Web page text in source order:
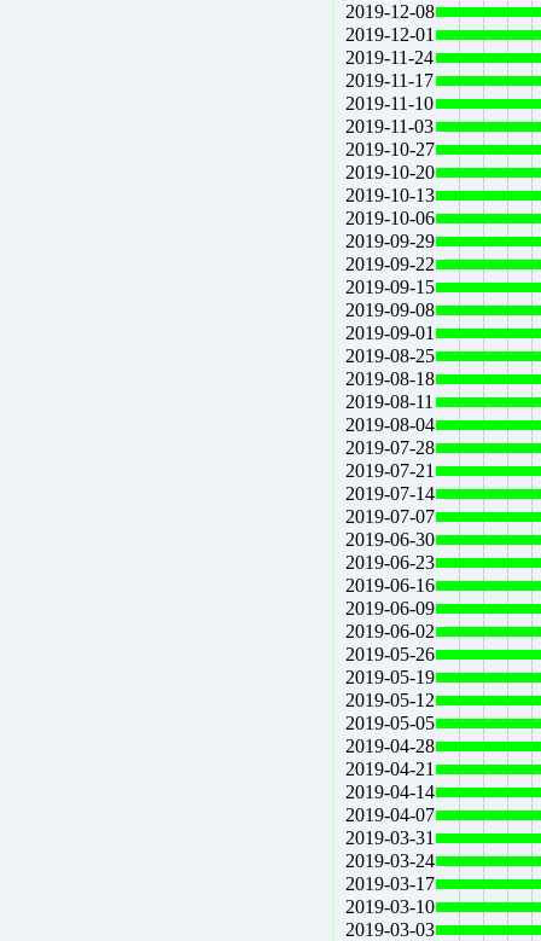
2019-12-08
2019-12-01
2019-11-24
2019-11-17
2019-11-10
2019-11-03
2019-10-27
2019-10-20
2019-10-13
2019-10-06
2019-09-29
2019-09-22
2019-09-15
2019-09-08
2019-09-01
2019-08-25
2019-08-18
2019-08-11
2019-08-04
2019-07-28
2019-07-21
2019-07-14
2019-07-07
2019-06-30
2019-06-23
2019-06-16
2019-06-09
2019-06-02
2019-05-26
2019-05-19
2019-05-12
2019-05-05
2019-04-28
2019-04-21
2019-04-14
2019-04-07
2019-03-31
2019-03-24
2019-03-17
2019-03-10
2019-03-03